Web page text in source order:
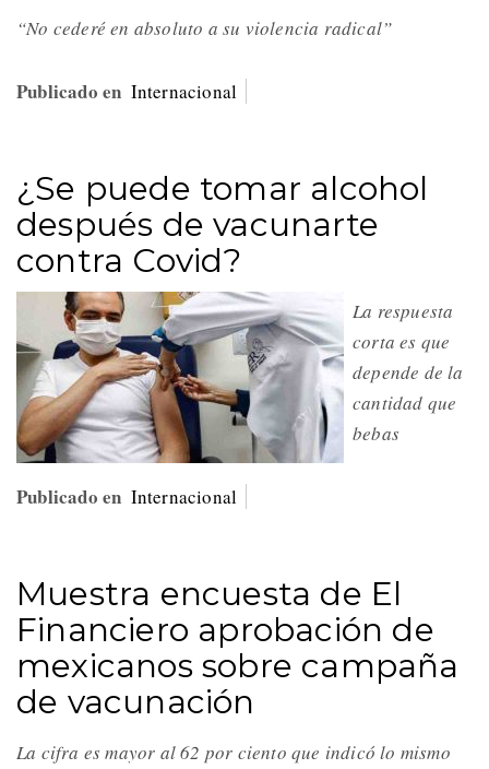
“No cederé en absoluto a su violencia radical”
Publicado en Internacional
¿Se puede tomar alcohol
después de vacunarte
contra Covid?
La respuesta
corta es que
depende de la
cantidad que
bebas
Publicado en Internacional
Muestra encuesta de El
Financiero aprobación de
mexicanos sobre campaña
de vacunación
La cifra es mayor al 62 por ciento que indicó lo mismo